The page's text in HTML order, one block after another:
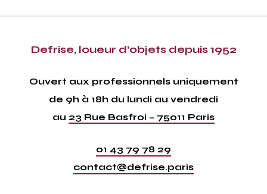
Defrise, loueur d’objets depuis 1952
Ouvert aux professionnels uniquement
de 9h à 18h du lundi au vendredi
au 23 Rue Basfroi – 75011 Paris
01 43 79 78 29
contact@defrise.paris